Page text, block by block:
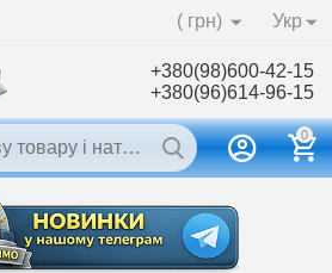
Укр
( грн)
+380(98)600-42-15
+380(96)614-96-15
0